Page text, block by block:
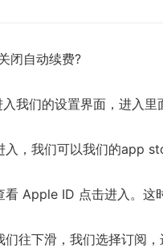
闭自动续费?
入我们的设置界面，进入
入，我们可以我们的app
看 Apple ID 点击进入。这
们往下滑 ，我们选择订阅，